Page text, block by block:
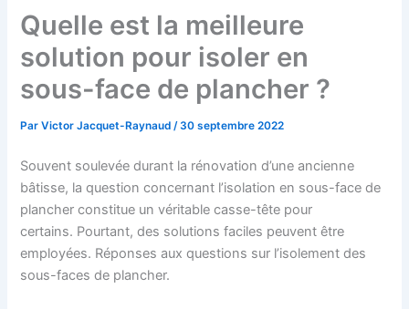
Quelle est la meilleure
solution pour isoler en
sous-face de plancher ?
ParVictor Jacquet-Raynaud/30 septembre 2022
Souvent soulevée durant la rénovation d’une ancienne
bâtisse, la question concernant l’isolation en sous-face de
plancher constitue un véritable casse-tête pour
certains. Pourtant, des solutions faciles peuvent être
employées. Réponses aux questions sur l’isolement des
sous-faces de plancher.